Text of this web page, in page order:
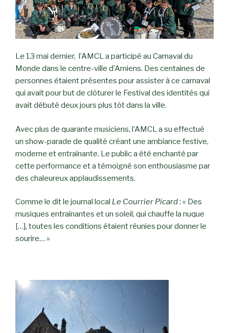
Le 13 mai dernier, l’AMCL a participé au Carnaval du
Monde dans le centre-ville d’Amiens. Des centaines de
personnes étaient présentes pour assister à ce carnaval
qui avait pour but de clôturer le Festival des identités qui
avait débuté deux jours plus tôt dans la ville.
Avec plus de quarante musiciens, l’AMCL a su effectué
un show-parade de qualité créant une ambiance festive,
moderne et entraînante. Le public a été enchanté par
cette performance et a témoigné son enthousiasme par
des chaleureux applaudissements.
Comme le dit le journal local Le Courrier Picard: « Des
musiques entraînantes et un soleil, qui chauffe la nuque
[…], toutes les conditions étaient réunies pour donner le
sourire… »